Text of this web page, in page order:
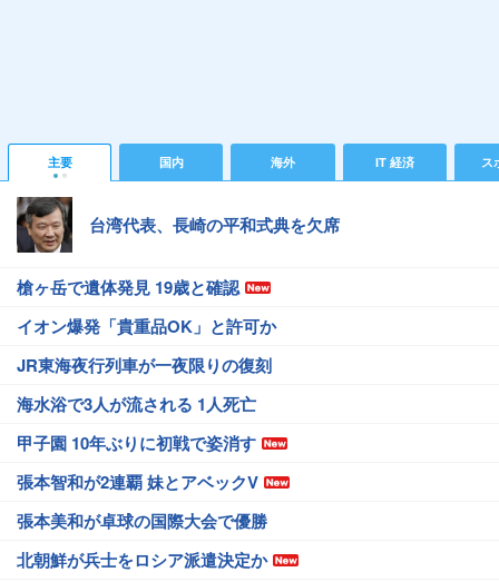
主要 国内 海外 IT 経済 ス
台湾代表、長崎の平和式典を欠席
槍ヶ岳で遺体発見 19歳と確認
イオン爆発「貴重品OK」と許可か
JR東海夜行列車が一夜限りの復刻
海水浴で3人が流される 1人死亡
甲子園 10年ぶりに初戦で姿消す
張本智和が2連覇 妹とアベックV
張本美和が卓球の国際大会で優勝
北朝鮮が兵士をロシア派遣決定か